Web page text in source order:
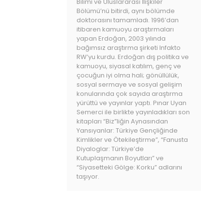
Bölümü’nü bitirdi, aynı bölümde
doktorasını tamamladı. 1996’dan
itibaren kamuoyu araştırmaları
yapan Erdoğan, 2003 yılında
bağımsız araştırma şirketi Infakto
RW’yu kurdu. Erdoğan dış politika ve
kamuoyu, siyasal katılım, genç ve
çocuğun iyi olma hali; gönüllülük,
sosyal sermaye ve sosyal gelişim
konularında çok sayıda araştırma
yürüttü ve yayınlar yaptı. Pınar Uyan
Semerci ile birlikte yayınladıkları son
kitapları “Biz”liğin Aynasından
Yansıyanlar: Türkiye Gençliğinde
Kimlikler ve Ötekileştirme”, “Fanusta
Diyaloglar: Türkiye’de
Kutuplaşmanın Boyutları” ve
“Siyasetteki Gölge: Korku” adlarını
taşıyor.